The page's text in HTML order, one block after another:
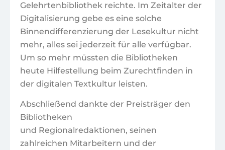
Gelehrtenbibliothek reichte. Im Zeitalter der
Digitalisierung gebe es eine solche
Binnendifferenzierung der Lesekultur nicht
mehr, alles sei jederzeit für alle verfügbar.
Um so mehr müssten die Bibliotheken
heute Hilfestellung beim Zurechtfinden in
der digitalen Textkultur leisten.
Abschließend dankte der Preisträger den
Bibliotheken
und Regionalredaktionen, seinen
zahlreichen Mitarbeitern und der